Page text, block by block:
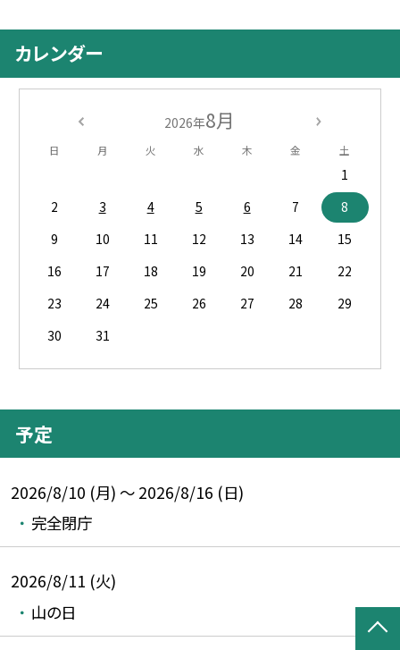
カレンダー
2026年8月
日 月 火 水 木 金 土
1
2
3 4 5 6 7
8
9
10 11 12 13 14
15
16
17 18 19 20 21
22
23
24 25 26 27 28
29
30
31
予定
2026/8/10 (月) ～ 2026/8/16 (日)
完全閉庁
2026/8/11 (火)
山の日